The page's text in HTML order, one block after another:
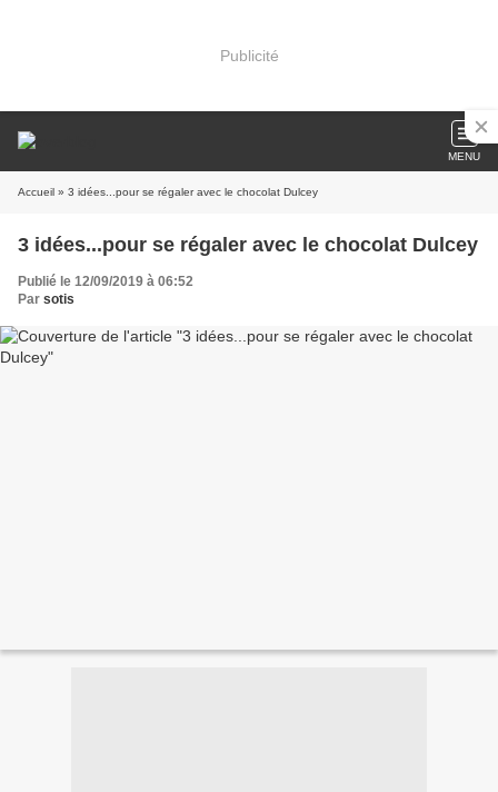
Publicité
MENU
Accueil » 3 idées...pour se régaler avec le chocolat Dulcey
3 idées...pour se régaler avec le chocolat Dulcey
Publié le 12/09/2019 à 06:52
Par sotis